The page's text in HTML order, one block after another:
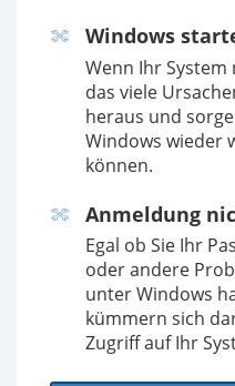
Windows
Wenn Ihr
das viele
heraus und
Windows wieder
können.
Anmeldung
Egal ob Sie Ihr
oder andere
unter Windows
kümmern sich
Zugriff auf Ihr